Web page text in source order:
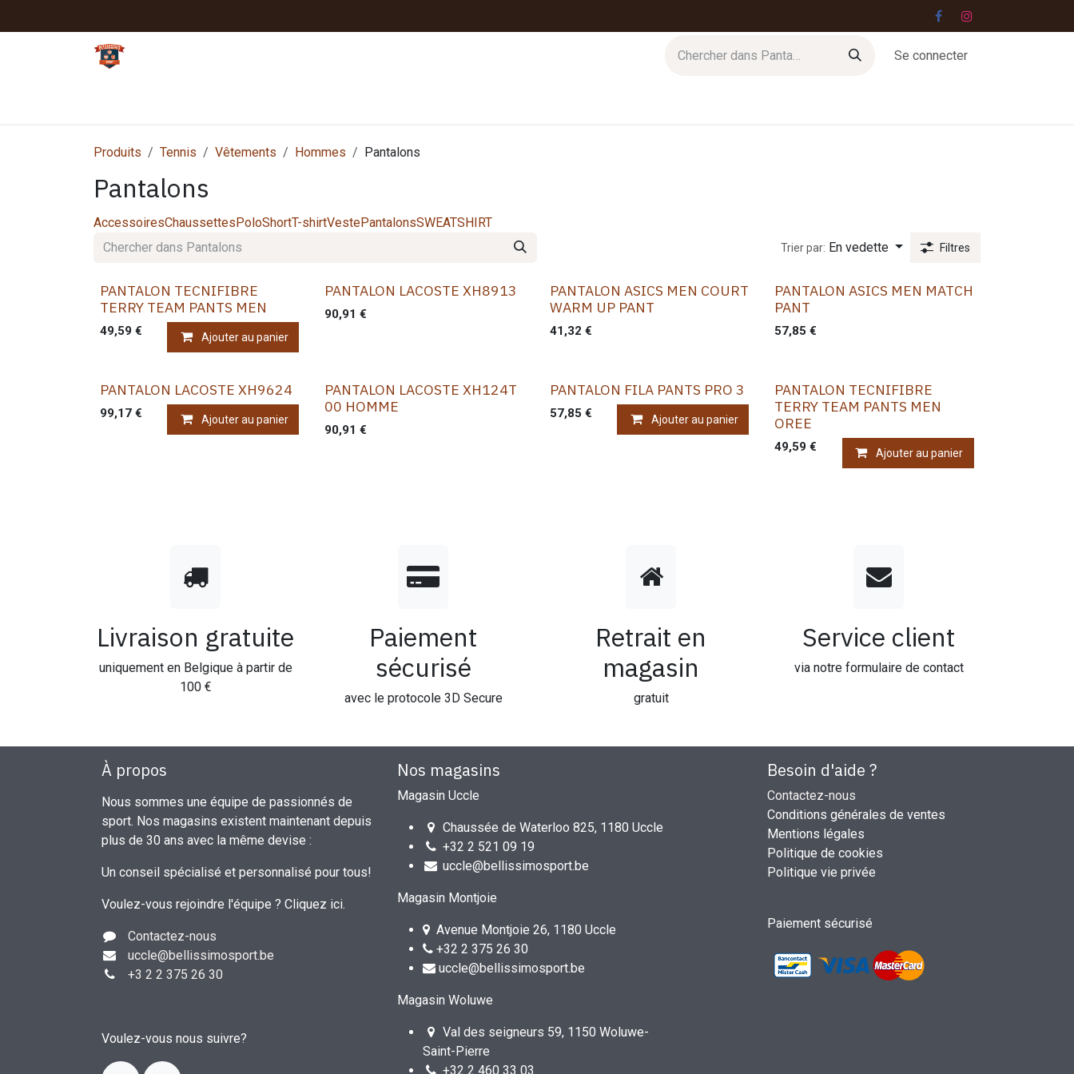
Se connecter
Produits Tennis Vêtements Hommes Pantalons
Pantalons
AccessoiresChaussettesPoloShortT-shirtVestePantalonsSWEATSHIRT
Trier par: En vedette Filtres
PANTALON TECNIFIBRE
TERRY TEAM PANTS MEN
49,59 € Ajouter au panier
PANTALON LACOSTE XH8913
90,91 €
PANTALON ASICS MEN COURT
WARM UP PANT
41,32 €
PANTALON ASICS MEN MATCH
PANT
57,85 €
PANTALON LACOSTE XH9624
99,17 € Ajouter au panier
PANTALON LACOSTE XH124T
00 HOMME
90,91 €
PANTALON FILA PANTS PRO 3
57,85 € Ajouter au panier
PANTALON TECNIFIBRE
TERRY TEAM PANTS MEN
OREE
49,59 € Ajouter au panier
Livraison gratuite
uniquement en Belgique à partir de
100 €
Paiement
sécurisé
avec le protocole 3D Secure
Retrait en
magasin
gratuit
Service client
via notre formulaire de contact
Besoin d'aide ?
Contactez-nous
Conditions générales de ventes
Mentions légales
Politique de cookies
Politique vie privée
Paiement sécurisé
Nos magasins
Magasin Uccle
Chaussée de Waterloo 825, 1180 Uccle
+32 2 521 09 19
uccle@bellissimosport.be
Magasin Montjoie
Avenue Montjoie 26, 1180 Uccle
+32 2 375 26 30
uccle@bellissimosport.be
Magasin Woluwe
Val des seigneurs 59, 1150 Woluwe-
Saint-Pierre
+32 2 460 33 03
À propos
Nous sommes une équipe de passionnés de
sport. Nos magasins existent maintenant depuis
plus de 30 ans avec la même devise :
Un conseil spécialisé et personnalisé pour tous!
Voulez-vous rejoindre l'équipe ? Cliquez ici.
Contactez-nous
uccle@bellissimosport.be
+3 2 2 375 26 30
Voulez-vous nous suivre?